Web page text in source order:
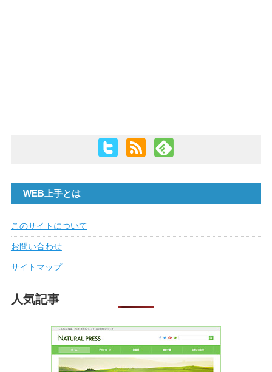
WEB上手とは
このサイトについて
お問い合わせ
サイトマップ
人気記事